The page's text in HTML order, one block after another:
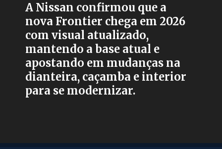
A Nissan confirmou que a
nova Frontier chega em 2026
com visual atualizado,
mantendo a base atual e
apostando em mudanças na
dianteira, caçamba e interior
para se modernizar.